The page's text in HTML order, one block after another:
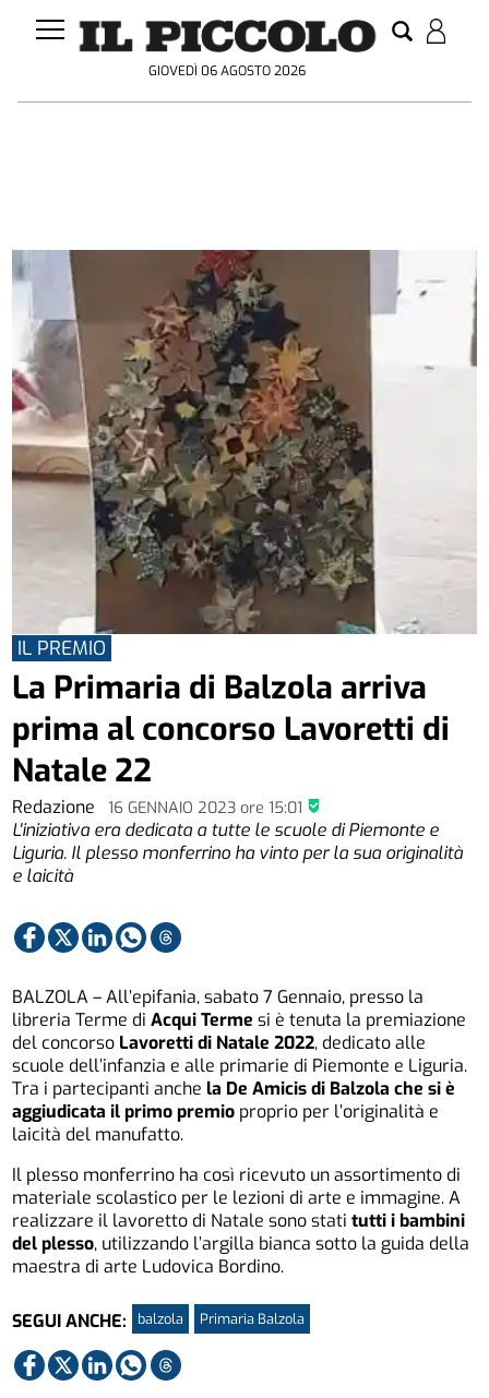
GIOVEDÌ 06 AGOSTO 2026
Redazione 16 GENNAIO 2023ore 15:01
IL PREMIO
La Primaria di Balzola arriva
prima al concorso Lavoretti di
Natale 22
L'iniziativa era dedicata a tutte le scuole di Piemonte e
Liguria. Il plesso monferrino ha vinto per la sua originalità
e laicità
BALZOLA – All’epifania, sabato 7 Gennaio, presso la
libreria Terme diAcqui Terme si è tenuta la premiazione
del concorso Lavoretti di Natale 2022, dedicato alle
scuole dell’infanzia e alle primarie di Piemonte e Liguria.
Tra i partecipanti anchela De Amicis di Balzola che si è
aggiudicata il primo premio proprio per l’originalità e
laicità del manufatto.
Il plesso monferrino ha così ricevuto un assortimento di
materiale scolastico per le lezioni di arte e immagine. A
realizzare il lavoretto di Natale sono statitutti i bambini
del plesso, utilizzando l’argilla bianca sotto la guida della
maestra di arte Ludovica Bordino.
SEGUI ANCHE: balzola Primaria Balzola